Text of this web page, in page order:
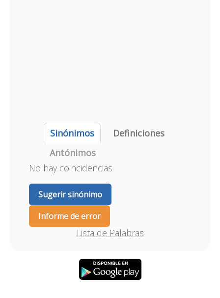
Sinónimos
Definiciones
Antónimos
No hay coincidencias
Sugerir sinónimo
Informe de error
Lista de Palabras